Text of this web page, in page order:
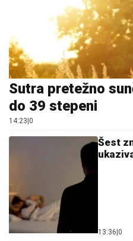
Sutra pretežno
do 39 stepeni
14:23|0
Šest
13:36|0